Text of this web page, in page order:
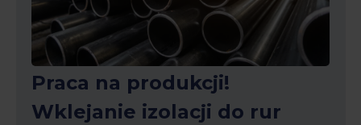
Praca na produkcji!
Wklejanie izolacji do rur